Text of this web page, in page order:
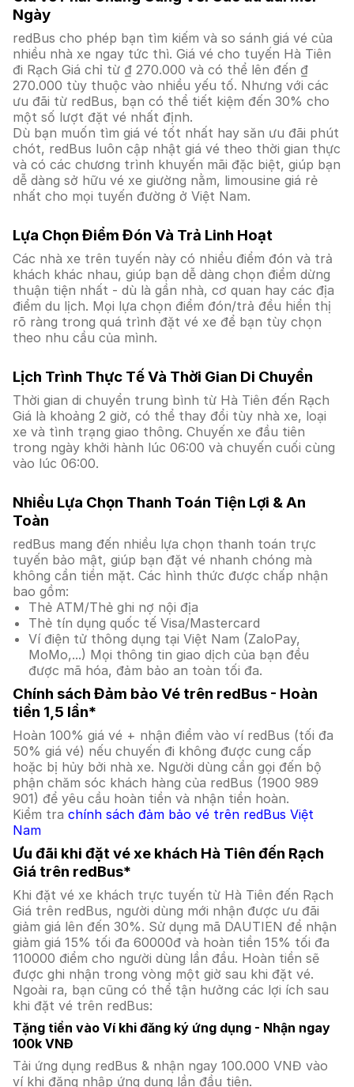
Ngày
redBus cho phép bạn tìm kiếm và so sánh giá vé của
nhiều nhà xe ngay tức thì. Giá vé cho tuyến Hà Tiên
đi Rạch Giá chỉ từ ₫ 270.000 và có thể lên đến ₫
270.000 tùy thuộc vào nhiều yếu tố. Nhưng với các
ưu đãi từ redBus, bạn có thể tiết kiệm đến 30% cho
một số lượt đặt vé nhất định.
Dù bạn muốn tìm giá vé tốt nhất hay săn ưu đãi phút
chót, redBus luôn cập nhật giá vé theo thời gian thực
và có các chương trình khuyến mãi đặc biệt, giúp bạn
dễ dàng sở hữu vé xe giường nằm, limousine giá rẻ
nhất cho mọi tuyến đường ở Việt Nam.
Lựa Chọn Điểm Đón Và Trả Linh Hoạt
Các nhà xe trên tuyến này có nhiều điểm đón và trả
khách khác nhau, giúp bạn dễ dàng chọn điểm dừng
thuận tiện nhất - dù là gần nhà, cơ quan hay các địa
điểm du lịch. Mọi lựa chọn điểm đón/trả đều hiển thị
rõ ràng trong quá trình đặt vé xe để bạn tùy chọn
theo nhu cầu của mình.
Lịch Trình Thực Tế Và Thời Gian Di Chuyển
Thời gian di chuyển trung bình từ Hà Tiên đến Rạch
Giá là khoảng 2 giờ, có thể thay đổi tùy nhà xe, loại
xe và tình trạng giao thông. Chuyến xe đầu tiên
trong ngày khởi hành lúc 06:00 và chuyến cuối cùng
vào lúc 06:00.
Nhiều Lựa Chọn Thanh Toán Tiện Lợi & An
Toàn
redBus mang đến nhiều lựa chọn thanh toán trực
tuyến bảo mật, giúp bạn đặt vé nhanh chóng mà
không cần tiền mặt. Các hình thức được chấp nhận
bao gồm:
Thẻ ATM/Thẻ ghi nợ nội địa
Thẻ tín dụng quốc tế Visa/Mastercard
Ví điện tử thông dụng tại Việt Nam (ZaloPay,
MoMo,...) Mọi thông tin giao dịch của bạn đều
được mã hóa, đảm bảo an toàn tối đa.
Chính sách Đảm bảo Vé trên redBus - Hoàn
tiền 1,5 lần*
Hoàn 100% giá vé + nhận điểm vào ví redBus (tối đa
50% giá vé) nếu chuyến đi không được cung cấp
hoặc bị hủy bởi nhà xe. Người dùng cần gọi đến bộ
phận chăm sóc khách hàng của redBus (1900 989
901) để yêu cầu hoàn tiền và nhận tiền hoàn.
Kiểm tra chính sách đảm bảo vé trên redBus Việt
Nam
Ưu đãi khi đặt vé xe khách Hà Tiên đến Rạch
Giá trên redBus*
Khi đặt vé xe khách trực tuyến từ Hà Tiên đến Rạch
Giá trên redBus, người dùng mới nhận được ưu đãi
giảm giá lên đến 30%. Sử dụng mã DAUTIEN để nhận
giảm giá 15% tối đa 60000đ và hoàn tiền 15% tối đa
110000 điểm cho người dùng lần đầu. Hoàn tiền sẽ
được ghi nhận trong vòng một giờ sau khi đặt vé.
Ngoài ra, bạn cũng có thể tận hưởng các lợi ích sau
khi đặt vé trên redBus:
Tặng tiền vào Ví khi đăng ký ứng dụng - Nhận ngay
100k VNĐ
Tải ứng dụng redBus & nhận ngay 100.000 VNĐ vào
ví khi đăng nhập ứng dụng lần đầu tiên.